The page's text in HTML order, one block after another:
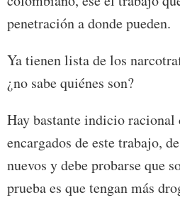
penetración a donde pueden.
Ya tienen lista de los
¿no sabe quiénes son?
Hay bastante indicio racional
encargados de este trabajo,
nuevos y debe probarse que
prueba es que tengan más